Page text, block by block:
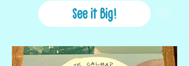
See it Big!